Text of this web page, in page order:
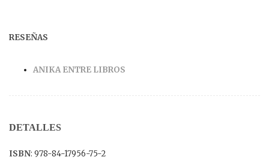
RESEÑAS
ANIKA ENTRE LIBROS
DETALLES
ISBN: 978-84-17956-75-2